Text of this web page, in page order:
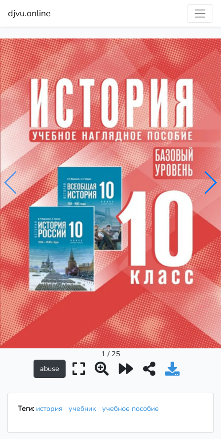
djvu.online
1 / 25
Теги: история учебник учебное пособие